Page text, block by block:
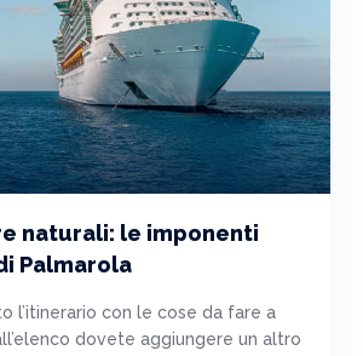
naturali: le imponenti
Palmarola
l’itinerario con le cose da fare a
dovete aggiungere un altro